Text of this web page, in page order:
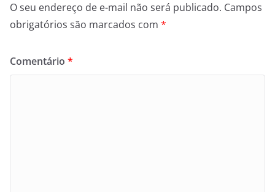
O seu endereço de e-mail não será publicado. Campos
obrigatórios são marcados com *
Comentário *